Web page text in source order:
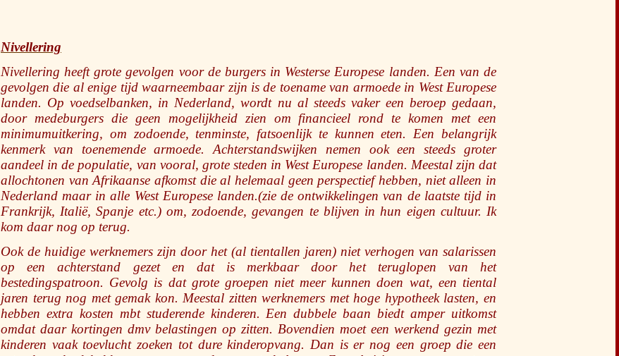
Nivellering
Nivellering heeft grote gevolgen voor de burgers in Westerse Europese landen. Een van de
gevolgen die al enige tijd waarneembaar zijn is de toename van armoede in West Europese
landen. Op voedselbanken, in Nederland, wordt nu al steeds vaker een beroep gedaan,
door medeburgers die geen mogelijkheid zien om financieel rond te komen met een
minimumuitkering, om zodoende, tenminste, fatsoenlijk te kunnen eten. Een belangrijk
kenmerk van toenemende armoede. Achterstandswijken nemen ook een steeds groter
aandeel in de populatie, van vooral, grote steden in West Europese landen. Meestal zijn dat
allochtonen van Afrikaanse afkomst die al helemaal geen perspectief hebben, niet alleen in
Nederland maar in alle West Europese landen.(zie de ontwikkelingen van de laatste tijd in
Frankrijk, Italië, Spanje etc.) om, zodoende, gevangen te blijven in hun eigen cultuur. Ik
kom daar nog op terug.
Ook de huidige werknemers zijn door het (al tientallen jaren) niet verhogen van salarissen
op een achterstand gezet en dat is merkbaar door het teruglopen van het
bestedingspatroon. Gevolg is dat grote groepen niet meer kunnen doen wat, een tiental
jaren terug nog met gemak kon. Meestal zitten werknemers met hoge hypotheek lasten, en
hebben extra kosten mbt studerende kinderen. Een dubbele baan biedt amper uitkomst
omdat daar kortingen dmv belastingen op zitten. Bovendien moet een werkend gezin met
kinderen vaak toevlucht zoeken tot dure kinderopvang. Dan is er nog een groep die een